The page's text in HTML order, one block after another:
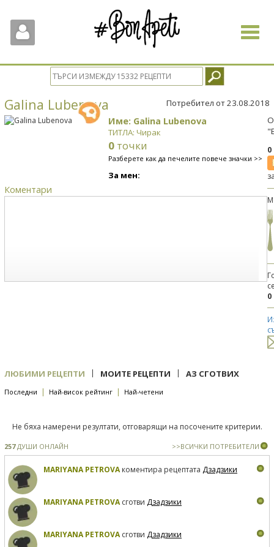
Toggle
Galina Lubenova Потребител от 23.08.2018
Име: Galina Lubenova
ТИТЛА: Чирак
0 точки
Разберете как да печелите повече значки >>
За мен:
Коментари
0
ЛЮБИМИ РЕЦЕПТИ | МОИТЕ РЕЦЕПТИ | АЗ СГОТВИХ
Последни | Най-висок рейтинг | Най-четени
Не бяха намерени резултати, отговарящи на посочените критерии.
257ДУШИ ОНЛАЙН >>ВСИЧКИ ПОТРЕБИТЕЛИ
MARIYANA PETROVAкоментира рецептата Дзадзики
MARIYANA PETROVAсготви Дзадзики
MARIYANA PETROVAсготви Дзадзики